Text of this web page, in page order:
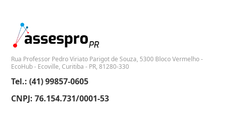
Rua Professor Pedro Viriato Parigot de Souza, 5300 Bloco Vermelho -
EcoHub - Ecoville, Curitiba - PR, 81280-330
Tel.: (41) 99857-0605
CNPJ: 76.154.731/0001-53